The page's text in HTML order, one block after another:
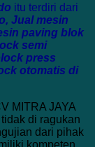
itu terdiri dari
Jual mesin
paving blok
semi
press
otomatis di
MITRA JAYA
di ragukan
dari pihak
kompeten